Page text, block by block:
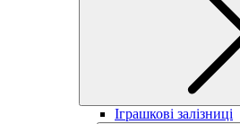
Іграшкові залізниці